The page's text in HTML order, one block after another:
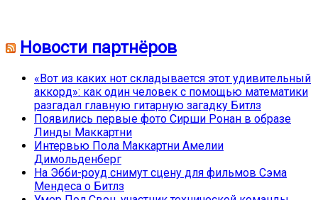
Новости партнёров
«Вот из каких нот складывается этот удивительный
аккорд»: как один человек с помощью математики
разгадал главную гитарную загадку Битлз
Появились первые фото Сирши Ронан в образе
Линды Маккартни
Интервью Пола Маккартни Амелии
Димольденберг
На Эбби-роуд снимут сцену для фильмов Сэма
Мендеса о Битлз